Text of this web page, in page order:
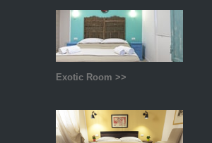
Exotic Room >>